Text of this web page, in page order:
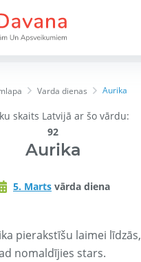
Varda dienas Aurika
skaits Latvijā ar šo vārdu:
92
Aurika
5. Marts vārda diena
pierakstīšu laimei līdzās,
nomaldījies stars.